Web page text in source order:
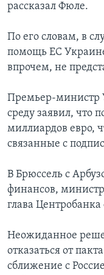
рассказал Фюле.
По его словам, в
помощь ЕС
впрочем, не
Премьер-министр
среду заявил, что
миллиардов евро,
связанные с
В Брюссель с
финансов,
глава
Неожиданное
отказаться от
сближение с